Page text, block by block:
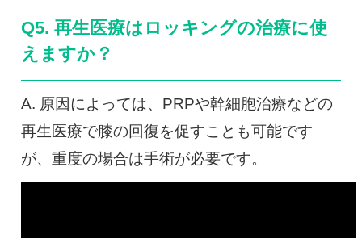
Q5. 再生医療はロッキングの治療に使
えますか？
A. 原因によっては、PRPや幹細胞治療などの
再生医療で膝の回復を促すことも可能です
が、重度の場合は手術が必要です。